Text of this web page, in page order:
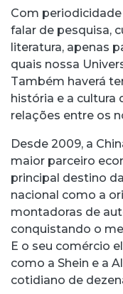
Com periodicidade
falar de pesquisa,
literatura, apenas
quais nossa
Também haverá
história e a cultura
relações entre os
Desde 2009, a
maior parceiro
principal destino
nacional como a
montadoras de
conquistando o
E o seu comércio
como a Shein e a
cotidiano de